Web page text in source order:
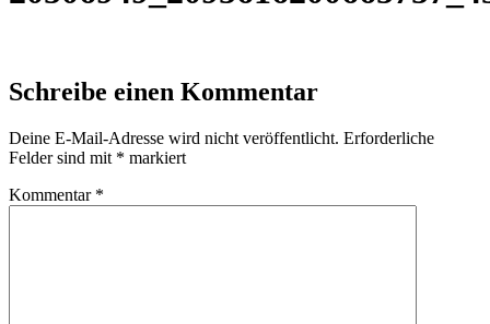
Schreibe einen Kommentar
Deine E-Mail-Adresse wird nicht veröffentlicht. Erforderliche
Felder sind mit * markiert
Kommentar *